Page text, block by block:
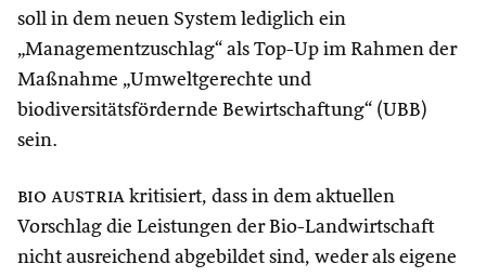
soll in dem neuen System lediglich ein
„Managementzuschlag“ als Top-Up im Rahmen der
Maßnahme „Umweltgerechte und
biodiversitätsfördernde Bewirtschaftung“ (UBB)
sein.
bio austria kritisiert, dass in dem aktuellen
Vorschlag die Leistungen der Bio-Landwirtschaft
nicht ausreichend abgebildet sind, weder als eigene